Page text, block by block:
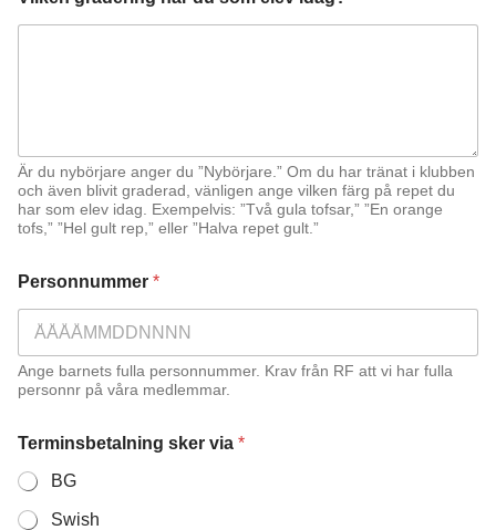
Är du nybörjare anger du ”Nybörjare.” Om du har tränat i klubben
och även blivit graderad, vänligen ange vilken färg på repet du
har som elev idag. Exempelvis: ”Två gula tofsar,” ”En orange
tofs,” ”Hel gult rep,” eller ”Halva repet gult.”
Personnummer *
Ange barnets fulla personnummer. Krav från RF att vi har fulla
personnr på våra medlemmar.
Terminsbetalning sker via *
BG
Swish